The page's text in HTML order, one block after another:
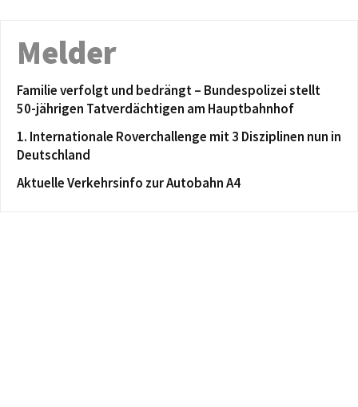
Melder
Familie verfolgt und bedrängt – Bundespolizei stellt
50-jährigen Tatverdächtigen am Hauptbahnhof
1. Internationale Roverchallenge mit 3 Disziplinen nun in
Deutschland
Aktuelle Verkehrsinfo zur Autobahn A4